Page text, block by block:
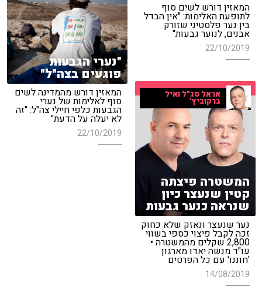
המאזין דורש לשים סוף
לתופעת האלימות: "אין הבדל
בין נער פלסטיני שזורק
אבנים, לנוער גבעות"
22/10/2019
"נערי הגבעות
פוגעים בצה"ל"
המאזין דורש מהמדינה לשים
סוף לאלימות של נערי
הגבעות כלפי חיילי צה"ל: "זה
לא יעלה על הדעת"
22/10/2019
אראל סג"ל ואיל
ברקוביץ'
המשטרה פיצתה
קטין שנעצר כיון
שנראה כנער גבעות
נער שנעצר ונאזק שלא כחוק
זכה לקבל פיצוי כספי בשווי
2,800 שקלים מהמשטרה •
עו"ד מנשה יאדו מארגון
'חוננו' עם כל הפרטים
14/08/2019